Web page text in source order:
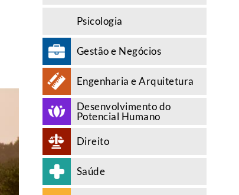
Psicologia
Gestão e Negócios
Engenharia e Arquitetura
Desenvolvimento do
Potencial Humano
Direito
Saúde